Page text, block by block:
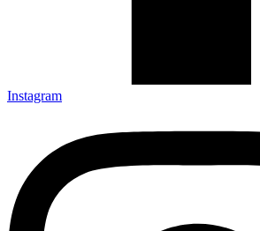
Instagram